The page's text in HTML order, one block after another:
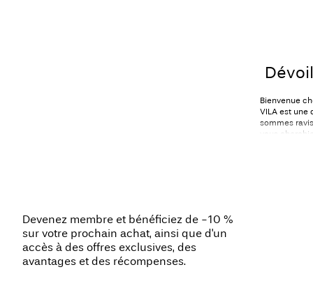
Bienvenue
VILA est une
sommes
vous
Devenez membre et bénéficiez de -10 %
sur votre prochain achat, ainsi que d'un
accès à des offres exclusives, des
avantages et des récompenses.